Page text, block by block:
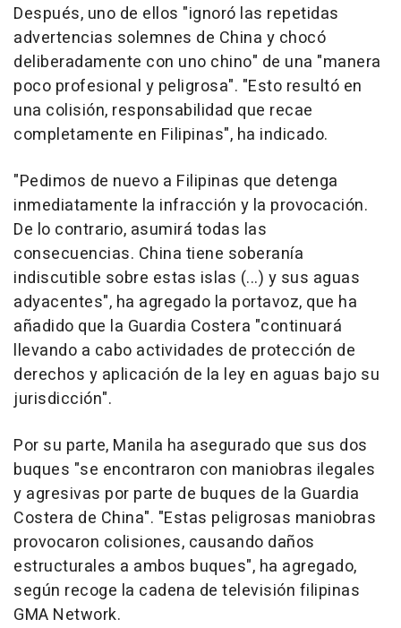
Después, uno de ellos "ignoró las repetidas
advertencias solemnes de China y chocó
deliberadamente con uno chino" de una "manera
poco profesional y peligrosa". "Esto resultó en
una colisión, responsabilidad que recae
completamente en Filipinas", ha indicado.
"Pedimos de nuevo a Filipinas que detenga
inmediatamente la infracción y la provocación.
De lo contrario, asumirá todas las
consecuencias. China tiene soberanía
indiscutible sobre estas islas (...) y sus aguas
adyacentes", ha agregado la portavoz, que ha
añadido que la Guardia Costera "continuará
llevando a cabo actividades de protección de
derechos y aplicación de la ley en aguas bajo su
jurisdicción".
Por su parte, Manila ha asegurado que sus dos
buques "se encontraron con maniobras ilegales
y agresivas por parte de buques de la Guardia
Costera de China". "Estas peligrosas maniobras
provocaron colisiones, causando daños
estructurales a ambos buques", ha agregado,
según recoge la cadena de televisión filipinas
GMA Network.